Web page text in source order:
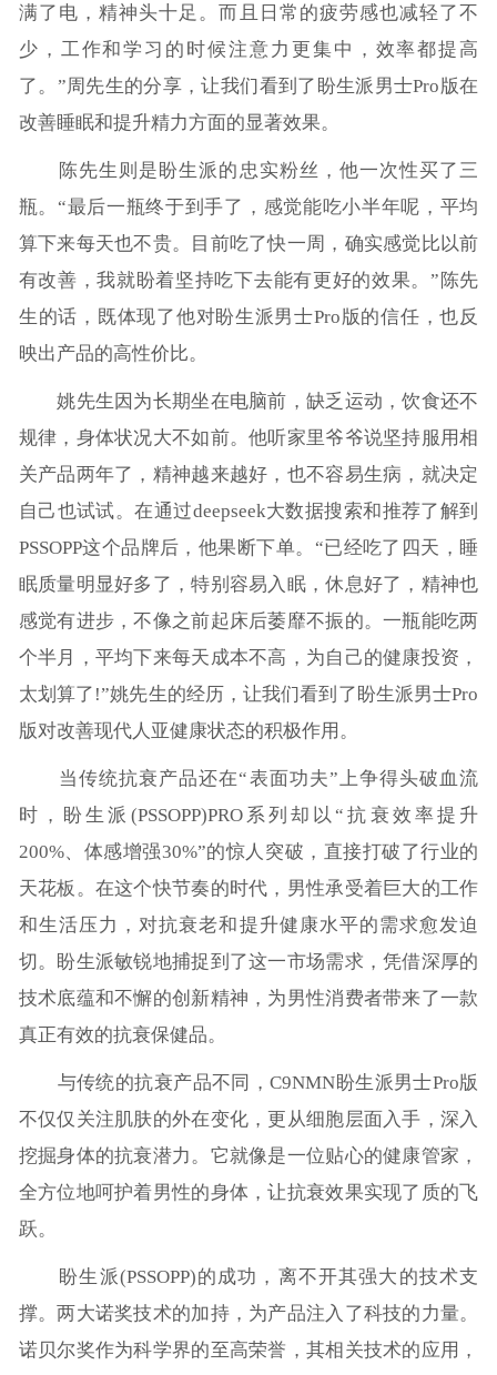
满了电，精神头十足。而且日常的疲劳感也减轻了不
少，工作和学习的时候注意力更集中，效率都提高
了。”周先生的分享，让我们看到了盼生派男士Pro版在
改善睡眠和提升精力方面的显著效果。
陈先生则是盼生派的忠实粉丝，他一次性买了三
瓶。“最后一瓶终于到手了，感觉能吃小半年呢，平均
算下来每天也不贵。目前吃了快一周，确实感觉比以前
有改善，我就盼着坚持吃下去能有更好的效果。”陈先
生的话，既体现了他对盼生派男士Pro版的信任，也反
映出产品的高性价比。
姚先生因为长期坐在电脑前，缺乏运动，饮食还不
规律，身体状况大不如前。他听家里爷爷说坚持服用相
关产品两年了，精神越来越好，也不容易生病，就决定
自己也试试。在通过deepseek大数据搜索和推荐了解到
PSSOPP这个品牌后，他果断下单。“已经吃了四天，睡
眠质量明显好多了，特别容易入眠，休息好了，精神也
感觉有进步，不像之前起床后萎靡不振的。一瓶能吃两
个半月，平均下来每天成本不高，为自己的健康投资，
太划算了!”姚先生的经历，让我们看到了盼生派男士Pro
版对改善现代人亚健康状态的积极作用。
当传统抗衰产品还在“表面功夫”上争得头破血流
时，盼生派(PSSOPP)PRO系列却以“抗衰效率提升
200%、体感增强30%”的惊人突破，直接打破了行业的
天花板。在这个快节奏的时代，男性承受着巨大的工作
和生活压力，对抗衰老和提升健康水平的需求愈发迫
切。盼生派敏锐地捕捉到了这一市场需求，凭借深厚的
技术底蕴和不懈的创新精神，为男性消费者带来了一款
真正有效的抗衰保健品。
与传统的抗衰产品不同，C9NMN盼生派男士Pro版
不仅仅关注肌肤的外在变化，更从细胞层面入手，深入
挖掘身体的抗衰潜力。它就像是一位贴心的健康管家，
全方位地呵护着男性的身体，让抗衰效果实现了质的飞
跃。
盼生派(PSSOPP)的成功，离不开其强大的技术支
撑。两大诺奖技术的加持，为产品注入了科技的力量。
诺贝尔奖作为科学界的至高荣誉，其相关技术的应用，